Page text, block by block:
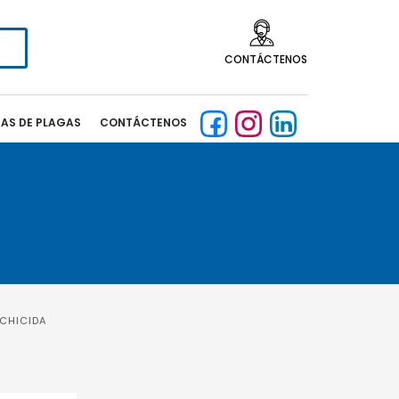
CONTÁCTENOS
DE PLAGAS CONTÁCTENOS